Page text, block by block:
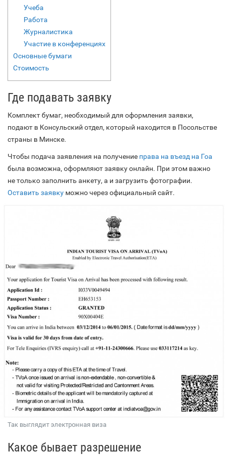
Учеба
Работа
Журналистика
Участие в конференциях
Основные бумаги
Стоимость
Где подавать заявку
Комплект бумаг, необходимый для оформления заявки,
подают в Консульский отдел, который находится в Посольстве
страны в Минске.
Чтобы подача заявления на получение права на въезд на Гоа
была возможна, оформляют заявку онлайн. При этом важно
не только заполнить анкету, а и загрузить фотографии.
Оставить заявку можно через официальный сайт.
Так выглядит электронная виза
Какое бывает разрешение